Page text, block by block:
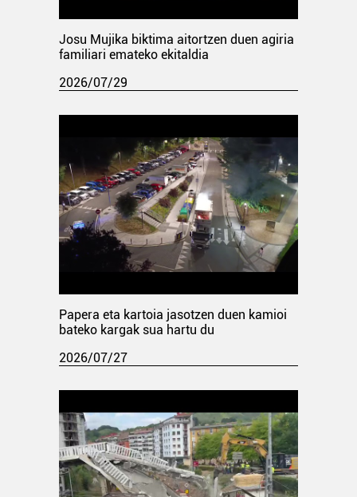
Josu Mujika biktima aitortzen duen agiria
familiari emateko ekitaldia
2026/07/29
Papera eta kartoia jasotzen duen kamioi
bateko kargak sua hartu du
2026/07/27